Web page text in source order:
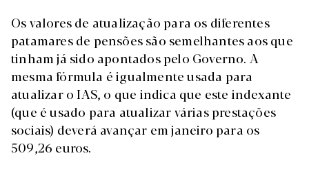
Os valores de atualização para os diferentes
patamares de pensões são semelhantes aos que
tinham já sido apontados pelo Governo. A
mesma fórmula é igualmente usada para
atualizar o IAS, o que indica que este indexante
(que é usado para atualizar várias prestações
sociais) deverá avançar em janeiro para os
509,26 euros.